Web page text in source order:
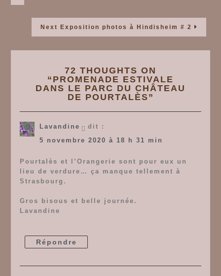
de
l’article
Next Next
Exposition photos à Hindisheim # 2
72 THOUGHTS ON
“ PROMENADE ESTIVALE
DANS LE PARC DU CHÂTEAU
DE POURTALÈS”
Lavandine
dit :
5 novembre 2020 à 18 h 31 min
Pourtalès et l’Orangerie sont pour eux un
lieu de verdure… ça manque tellement à
Strasbourg.
Gros bisous et belle journée.
Lavandine
Répondre